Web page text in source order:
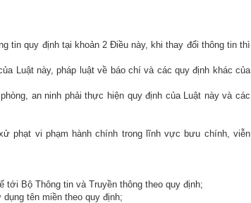
tin quy định tại khoản 2 Điều này, khi thay đổi thông tin thì
Luật này, pháp luật về báo chí và các quy định khác của
an ninh phải thực hiện quy định của Luật này và các
phạt vi phạm hành chính trong lĩnh vực bưu chính, viễn
Bộ Thông tin và Truyền thông theo quy định;
tên miền theo quy định;